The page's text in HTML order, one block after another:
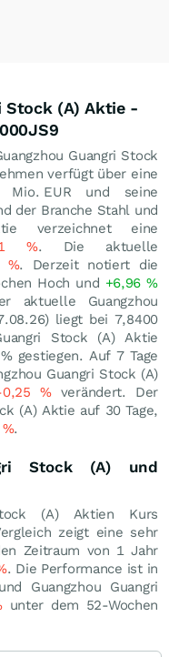
Stock (A) Aktie -
Guangri Stock
verfügt über eine
Mio. EUR und seine
der Branche Stahl und
verzeichnet eine
%. Die aktuelle
%. Derzeit notiert die
Hoch und +6,96%
aktuelle Guangzhou
) liegt bei 7,8400
Stock (A) Aktie
%gestiegen. Auf 7 Tage
Guangri Stock (A)
%verändert. Der
(A) Aktie auf 30 Tage,
%.
Stock (A) und
(A) Aktien Kurs
zeigt eine sehr
Zeitraum von 1 Jahr
. Die Performance ist in
Guangzhou Guangri
unter dem 52-Wochen